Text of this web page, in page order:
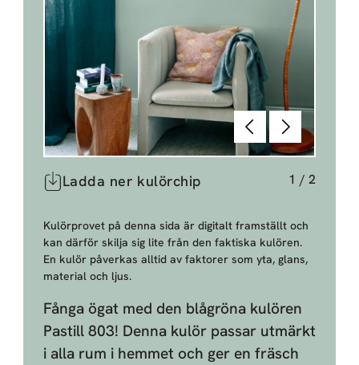
Föregående
Nästa
Ladda ner kulörchip 1 / 2
Kulörprovet på denna sida är digitalt framställt och
kan därför skilja sig lite från den faktiska kulören.
En kulör påverkas alltid av faktorer som yta, glans,
material och ljus.
Fånga ögat med den blågröna kulören
Pastill 803! Denna kulör passar utmärkt
i alla rum i hemmet och ger en fräsch